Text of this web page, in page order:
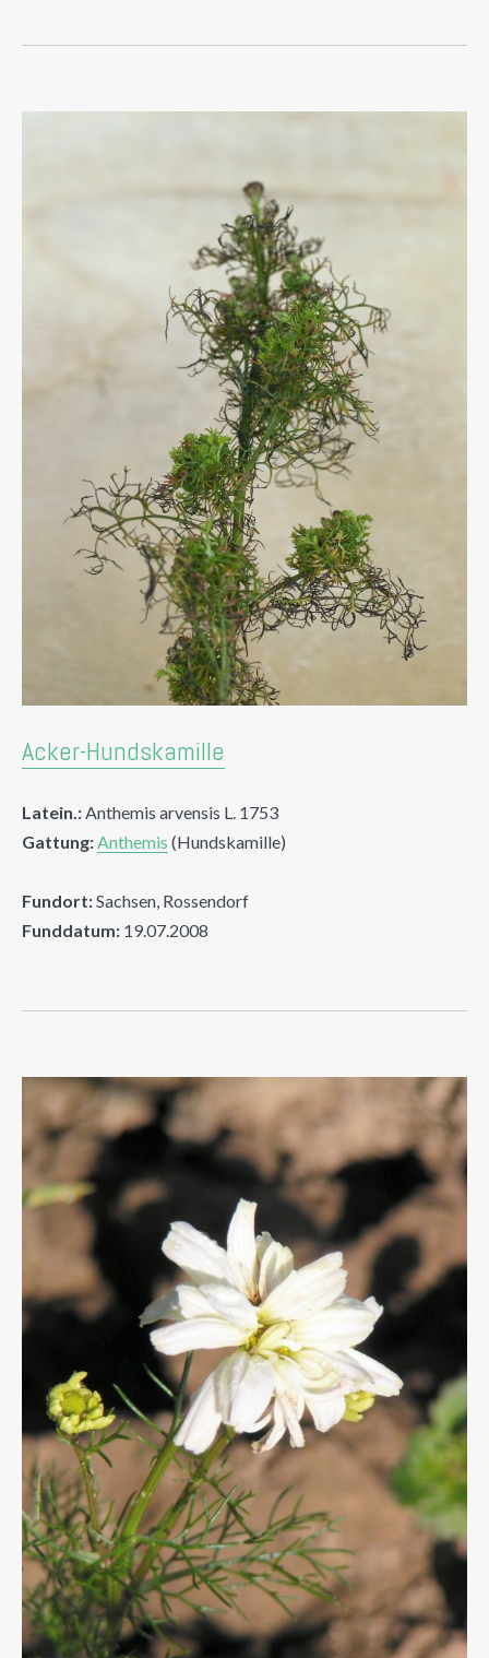
Acker-Hundskamille
Latein.:Anthemis arvensis L. 1753
Gattung:Anthemis (Hundskamille)
Fundort:Sachsen, Rossendorf
Funddatum: 19.07.2008